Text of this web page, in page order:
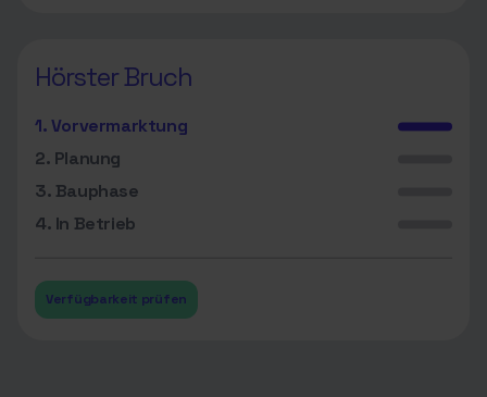
Hörster Bruch
1. Vorvermarktung
2. Planung
3. Bauphase
4. In Betrieb
Verfügbarkeit prüfen